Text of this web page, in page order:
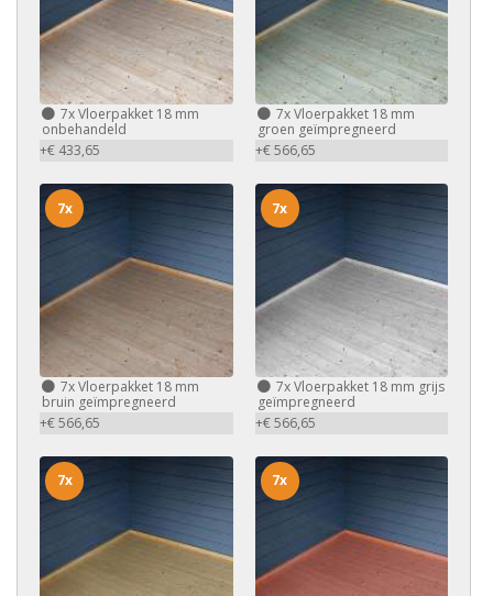
7xVloerpakket 18 mm
onbehandeld
+€ 433,65
7xVloerpakket 18 mm
groen geïmpregneerd
+€ 566,65
7xVloerpakket 18 mm
bruin geïmpregneerd
+€ 566,65
7x
7xVloerpakket 18 mm grijs
geïmpregneerd
+€ 566,65
7x
7x 7x